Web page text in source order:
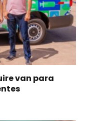
van para